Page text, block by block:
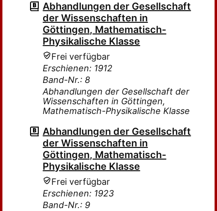
Abhandlungen der Gesellschaft
der Wissenschaften in
Göttingen, Mathematisch-
Physikalische Klasse
Frei verfügbar
Erschienen: 1912
Band-Nr.: 8
Abhandlungen der Gesellschaft der
Wissenschaften in Göttingen,
Mathematisch-Physikalische Klasse
Abhandlungen der Gesellschaft
der Wissenschaften in
Göttingen, Mathematisch-
Physikalische Klasse
Frei verfügbar
Erschienen: 1923
Band-Nr.: 9